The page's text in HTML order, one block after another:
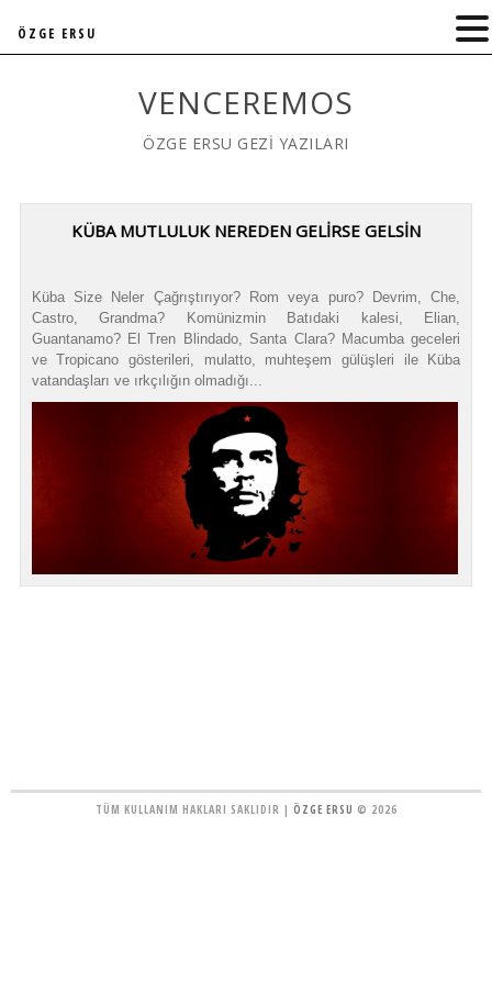
VENCEREMOS
ÖZGE ERSU GEZİ YAZILARI
KÜBA MUTLULUK NEREDEN GELİRSE GELSİN
Küba Size Neler Çağrıştırıyor? Rom veya puro? Devrim, Che,
Castro, Grandma? Komünizmin Batıdaki kalesi, Elian,
Guantanamo? El Tren Blindado, Santa Clara? Macumba geceleri
ve Tropicano gösterileri, mulatto, muhteşem gülüşleri ile Küba
vatandaşları ve ırkçılığın olmadığı...
TÜM KULLANIM HAKLARI SAKLIDIR | ÖZGE ERSU © 2026
ÖZGE ERSU